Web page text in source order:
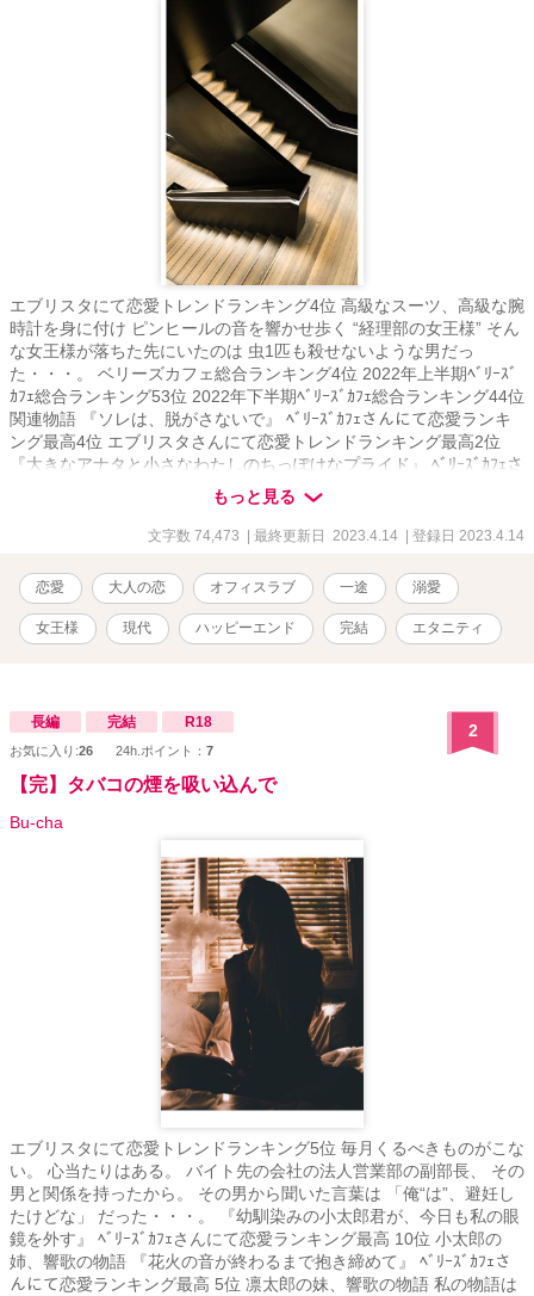
エブリスタにて恋愛トレンドランキング4位 高級なスーツ、高級な腕
時計を身に付け ピンヒールの音を響かせ歩く “経理部の女王様” そん
な女王様が落ちた先にいたのは 虫1匹も殺せないような男だっ
た・・・。 ベリーズカフェ総合ランキング4位 2022年上半期ﾍﾞﾘｰｽﾞ
ｶﾌｪ総合ランキング53位 2022年下半期ﾍﾞﾘｰｽﾞｶﾌｪ総合ランキング44位
関連物語 『ソレは、脱がさないで』 ﾍﾞﾘｰｽﾞｶﾌｪさんにて恋愛ランキ
ング最高4位 エブリスタさんにて恋愛トレンドランキング最高2位
『大きなアナタと小さなわたしのちっぽけなプライド』 ﾍﾞﾘｰｽﾞｶﾌｪさ
んにて恋愛ランキング最高13位 『初めてのベッドの上で珈琲を』 エ
ブリスタさんにて恋愛トレンドランキング最高9位 『“こだま”の森～
FUJIメゾン・ビビ』 ﾍﾞﾘｰｽﾞｶﾌｪさんにて恋愛ランキング最高 17位 私
楽しめるかと思います。 伏線のようなものを回収していく物語ばか
りなので、途中まではよく分からない内容となっております。 物語
が進むにつれてその意味が分かっていくかと思います。
もっと見る
文字数 74,473 | 最終更新日 2023.4.14 | 登録日 2023.4.14
恋愛 大人の恋 オフィスラブ 一途 溺愛
女王様 現代 ハッピーエンド 完結 エタニティ
長編 完結 R18
お気に入り:26 24h.ポイント： 7
2
【完】タバコの煙を吸い込んで
Bu-cha
エブリスタにて恋愛トレンドランキング5位 毎月くるべきものがこな
い。 心当たりはある。 バイト先の会社の法人営業部の副部長、 その
男と関係を持ったから。 その男から聞いた言葉は 「俺“は”、避妊し
たけどな」 だった・・・。 『幼馴染みの小太郎君が、今日も私の眼
鏡を外す』 ﾍﾞﾘｰｽﾞｶﾌｪさんにて恋愛ランキング最高 10位 小太郎の
姉、響歌の物語 『花火の音が終わるまで抱き締めて』 ﾍﾞﾘｰｽﾞｶﾌｪさ
んにて恋愛ランキング最高 5位 凛太郎の妹、響歌の物語 私の物語は